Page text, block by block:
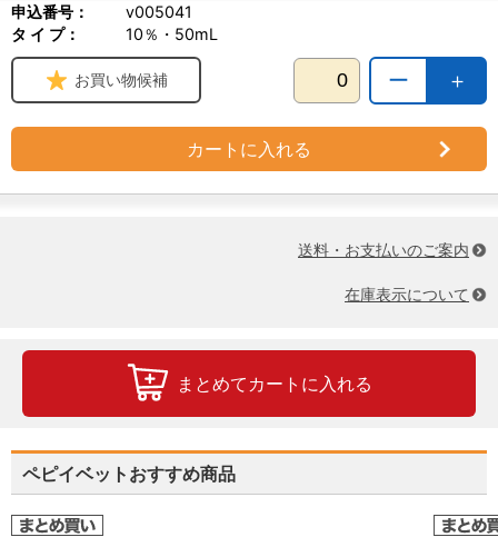
申込番号：
v005041
タ イ プ：
10％・50mL
＋
ー
お買い物候補
カートに入れる
送料・お支払いのご案内
在庫表示について
まとめてカートに入れる
ペピイベットおすすめ商品